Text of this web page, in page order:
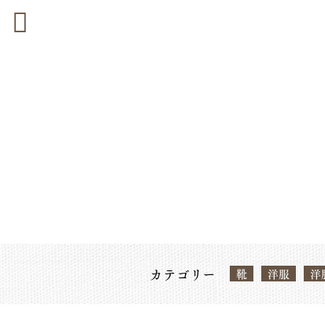
カテゴリー 靴 洋服 洋